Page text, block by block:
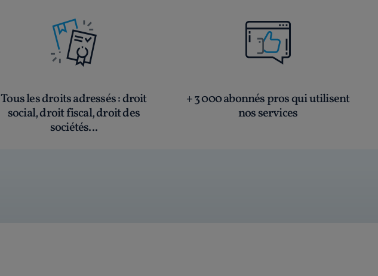
Tous les droits adressés: droit
social, droit fiscal, droit des
sociétés...
+ 3 000 abonnés pros qui utilisent
nos services